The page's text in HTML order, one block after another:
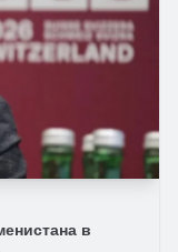
в